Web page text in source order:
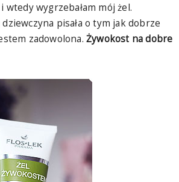
wygrzebałam mój żel.
pisała o tym jak dobrze
zadowolona. Żywokost na dobre